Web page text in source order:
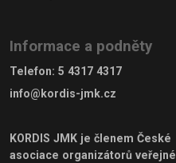
Informace a podněty
Telefon: 5 4317 4317
info@kordis-jmk.cz
KORDIS JMK je členem České
asociace organizátorů veřejné